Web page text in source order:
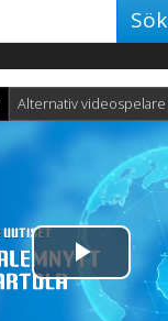
Sök
Alternativ videospelare
Spela